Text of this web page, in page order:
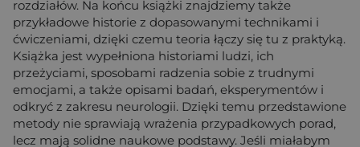
rozdziałów. Na końcu książki znajdziemy także
przykładowe historie z dopasowanymi technikami i
ćwiczeniami, dzięki czemu teoria łączy się tu z praktyką.
Książka jest wypełniona historiami ludzi, ich
przeżyciami, sposobami radzenia sobie z trudnymi
emocjami, a także opisami badań, eksperymentów i
odkryć z zakresu neurologii. Dzięki temu przedstawione
metody nie sprawiają wrażenia przypadkowych porad,
lecz mają solidne naukowe podstawy. Jeśli miałabym